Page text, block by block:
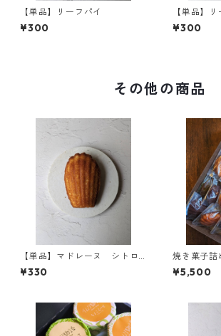
【単品】リーフパイ
¥300
【単品】
¥300
その他の商品
【単品】マドレーヌ シトロ
ン
¥330
焼き菓子
¥5,500